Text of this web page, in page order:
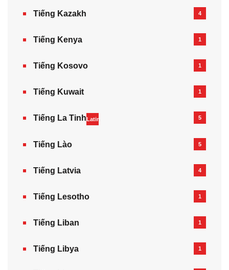
Tiếng Kazakh‎ 4
Tiếng Kenya 1
Tiếng Kosovo 1
Tiếng Kuwait 1
Tiếng La Tinh Latin 5
Tiếng Lào 5
Tiếng Latvia 4
Tiếng Lesotho 1
Tiếng Liban 1
Tiếng Libya 1